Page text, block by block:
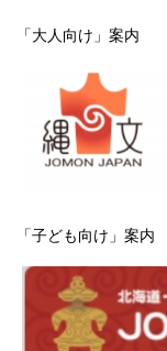
「大人向け」案内
「子ども向け」案内